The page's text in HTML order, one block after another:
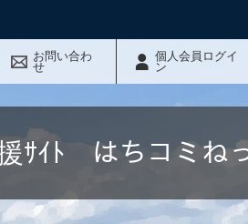
お問い合わ
せ
個人会員ログイ
ン
ｻｲﾄ はちコミね